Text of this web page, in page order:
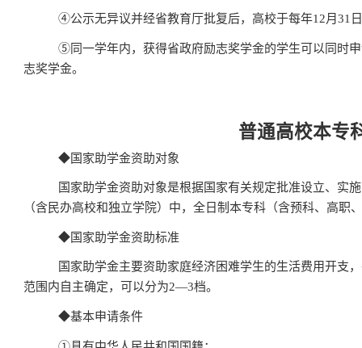
④公示无异议并经省教育厅批复后，高校于每年12月31
⑤同一学年内，获得省政府励志奖学金的学生可以同时
志奖学金。
普通高校本专
◆国家助学金资助对象
国家助学金资助对象是根据国家有关规定批准设立、实
（含民办高校和独立学院）中，全日制本专科（含预科、高
◆国家助学金资助标准
国家助学金主要资助家庭经济困难学生的生活费用开支
范围内自主确定，可以分为2—3档。
◆基本申请条件